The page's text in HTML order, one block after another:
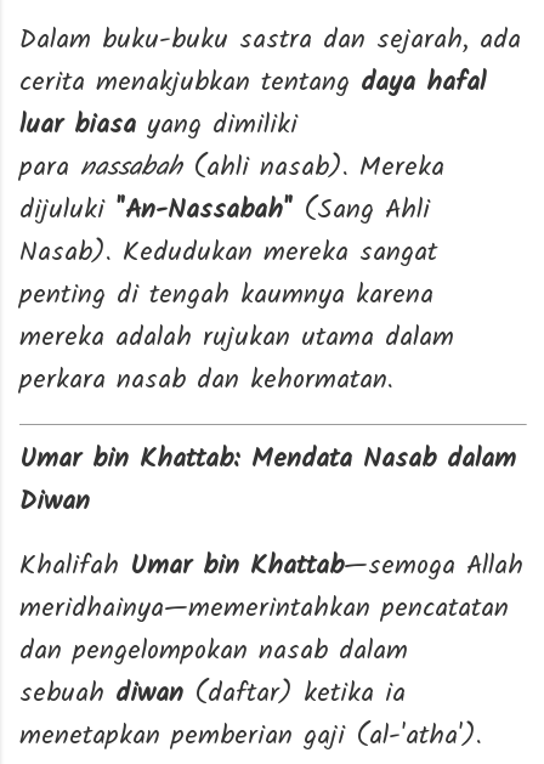
Dalam buku-buku sastra dan sejarah, ada
cerita menakjubkan tentang daya hafal
luar biasa yang dimiliki
para nassabah(ahli nasab). Mereka
dijuluki "An-Nassabah" (Sang Ahli
Nasab). Kedudukan mereka sangat
penting di tengah kaumnya karena
mereka adalah rujukan utama dalam
perkara nasab dan kehormatan.
Umar bin Khattab: Mendata Nasab dalam
Diwan
Khalifah Umar bin Khattab—semoga Allah
meridhainya—memerintahkan pencatatan
dan pengelompokan nasab dalam
sebuah diwan (daftar) ketika ia
menetapkan pemberian gaji (al-'atha').